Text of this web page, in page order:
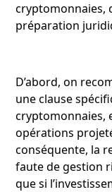
cryptomonnaies,
préparation
D’abord, on
une clause
cryptomonnaies,
opérations
conséquente, la
faute de gestion
que si